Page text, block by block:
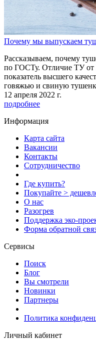
Почему мы выпускаем
Рассказываем, почему
по ГОСТу. Отличие ТУ
показатель высшего
говяжью и свиную
12 апреля 2022 г.
подробнее
Информация
Карта сайта
Вакансии
Контакты
Сотрудничество
Где купить?
Покупайте >
О нас
Разогрев
Поддержка эко-
Форма обратной
Сервисы
Поиск
Блог
Вы смотрели
Новинки
Партнеры
Политика
Личный кабинет